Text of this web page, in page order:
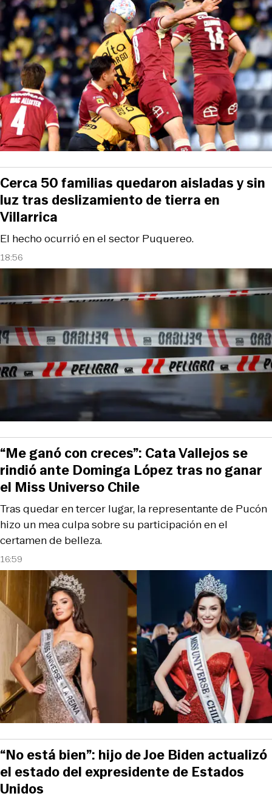
18:56
El hecho ocurrió en el sector Puquereo.
Cerca 50 familias quedaron aisladas y sin
luz tras deslizamiento de tierra en
Villarrica
16:59
Tras quedar en tercer lugar, la representante de Pucón
hizo un mea culpa sobre su participación en el
certamen de belleza.
“Me ganó con creces”: Cata Vallejos se
rindió ante Dominga López tras no ganar
el Miss Universo Chile
“No está bien”: hijo de Joe Biden actualizó
el estado del expresidente de Estados
Unidos